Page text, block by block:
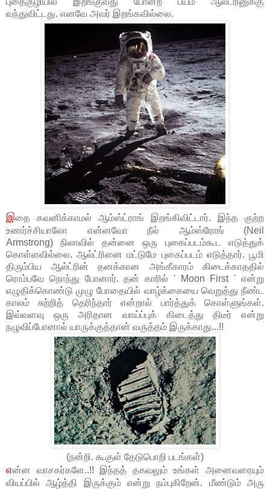
வந்துவிட்டது. எனவே அவர் இறங்கவில்லை.
இதை கவனிக்காமல் ஆம்ஸ்ட்ராங் இறங்கிவிட்டார். இந்த குற்ற
உணர்ச்சியாலோ என்னவோ நீல் ஆம்ஸ்ரோங் (Neil
Armstrong) நிலாவில் தன்னை ஒரு புகைப்படம்கூட எடுத்துக்
கொள்ளவில்லை. ஆல்ட்ரினை மட்டுமே புகைப்படம் எடுத்தார். பூமி
திரும்பிய ஆல்ட்ரின் தனக்கான அங்கீகாரம் கிடைக்காததில்
ரொம்பவே நொந்து போனார். தன் காரில் ' Moon First ' என்று
எழுதிக்கொண்டு முழு போதையில் வாழ்க்கையை வெறுத்து நீண்ட
காலம் சுற்றித் தெரிந்தார் என்றால் பார்த்துக் கொள்ளுங்கள்.
இவ்வளவு ஒரு அரிதான வாய்ப்புக் கிடைத்து திடீர் என்று
நழுவிப்போனால் யாருக்குத்தான் வருத்தம் இருக்காது...!!
(நன்றி. கூகுள் தேடுபொறி படங்கள்)
என்ன வாசகர்களே..!! இந்தத் தகவலும் உங்கள் அனைவரையும்
வியப்பில் ஆழ்த்தி இருக்கும் என்று நம்புகிறேன். மீண்டும் அரு